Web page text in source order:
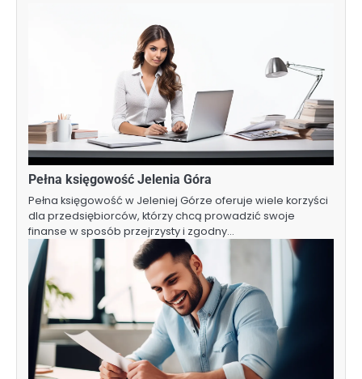
Pełna księgowość Jelenia Góra
Pełna księgowość w Jeleniej Górze oferuje wiele korzyści
dla przedsiębiorców, którzy chcą prowadzić swoje
finanse w sposób przejrzysty i zgodny…